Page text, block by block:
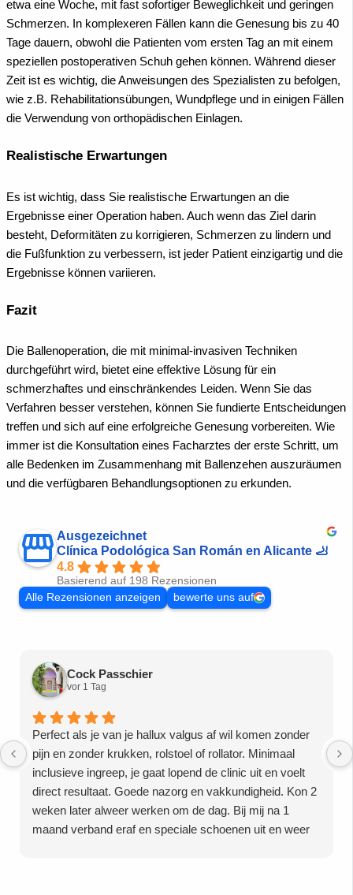
etwa eine Woche, mit fast sofortiger Beweglichkeit und geringen
Schmerzen. In komplexeren Fällen kann die Genesung bis zu 40
Tage dauern, obwohl die Patienten vom ersten Tag an mit einem
speziellen postoperativen Schuh gehen können. Während dieser
Zeit ist es wichtig, die Anweisungen des Spezialisten zu befolgen,
wie z.B. Rehabilitationsübungen, Wundpflege und in einigen Fällen
die Verwendung von orthopädischen Einlagen.
Realistische Erwartungen
Es ist wichtig, dass Sie realistische Erwartungen an die
Ergebnisse einer Operation haben. Auch wenn das Ziel darin
besteht, Deformitäten zu korrigieren, Schmerzen zu lindern und
die Fußfunktion zu verbessern, ist jeder Patient einzigartig und die
Ergebnisse können variieren.
Fazit
Die Ballenoperation, die mit minimal-invasiven Techniken
durchgeführt wird, bietet eine effektive Lösung für ein
schmerzhaftes und einschränkendes Leiden. Wenn Sie das
Verfahren besser verstehen, können Sie fundierte Entscheidungen
treffen und sich auf eine erfolgreiche Genesung vorbereiten. Wie
immer ist die Konsultation eines Facharztes der erste Schritt, um
alle Bedenken im Zusammenhang mit Ballenzehen auszuräumen
und die verfügbaren Behandlungsoptionen zu erkunden.
Ausgezeichnet
Clínica Podológica San Román en Alicante 🦶
4.8
Basierend auf 198 Rezensionen
Alle Rezensionen anzeigen
bewerte uns auf
Cock Passchier
vor 1 Tag
Perfect als je van je hallux valgus af wil komen zonder
pijn en zonder krukken, rolstoel of rollator. Minimaal
inclusieve ingreep, je gaat lopend de clinic uit en voelt
direct resultaat. Goede nazorg en vakkundigheid. Kon 2
weken later alweer werken om de dag. Bij mij na 1
maand verband eraf en speciale schoenen uit en weer